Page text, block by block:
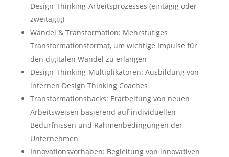
Design-Thinking-Arbeitsprozesses (eintägig oder
zweitägig)
Wandel & Transformation: Mehrstufiges
Transformationsformat, um wichtige Impulse für
den digitalen Wandel zu erlangen
Design-Thinking-Multiplikatoren: Ausbildung von
internen Design Thinking Coaches
Transformationshacks: Erarbeitung von neuen
Arbeitsweisen basierend auf individuellen
Bedürfnissen und Rahmenbedingungen der
Unternehmen
Innovationsvorhaben: Begleitung von innovativen